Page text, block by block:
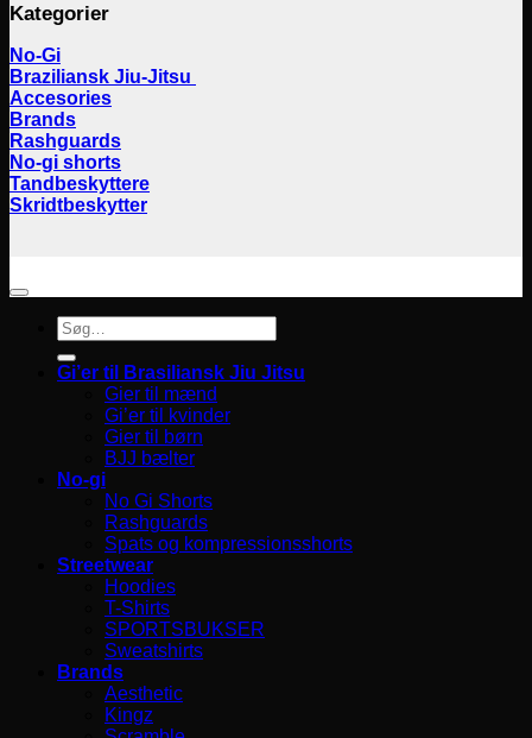
Kategorier
No-Gi
Braziliansk Jiu-Jitsu
Accesories
Brands
Rashguards
No-gi shorts
Tandbeskyttere
Skridtbeskytter
Søg
efter:
Gi’er til Brasiliansk Jiu Jitsu
Gier til mænd
Gi’er til kvinder
Gier til børn
BJJ bælter
No-gi
No Gi Shorts
Rashguards
Spats og kompressionsshorts
Streetwear
Hoodies
T-Shirts
SPORTSBUKSER
Sweatshirts
Brands
Aesthetic
Kingz